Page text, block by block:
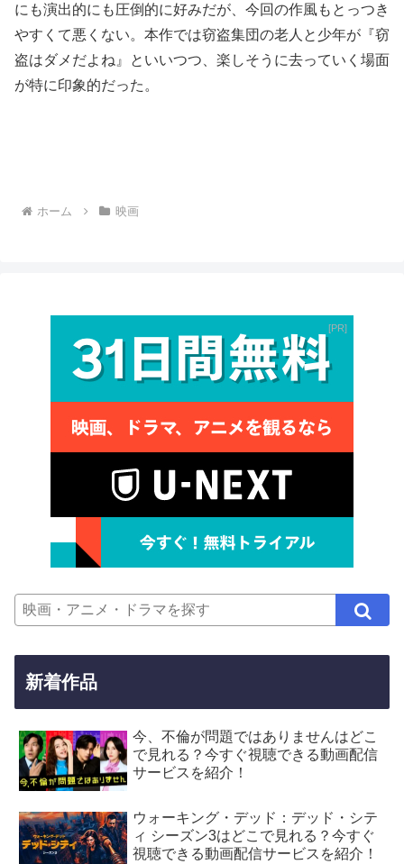
にも演出的にも圧倒的に好みだが、今回の作風もとっつき
やすくて悪くない。本作では窃盗集団の老人と少年が『窃
盗はダメだよね』といいつつ、楽しそうに去っていく場面
が特に印象的だった。
ホーム 映画
PR
新着作品
今、不倫が問題ではありませんはどこ
で見れる？今すぐ視聴できる動画配信
サービスを紹介！
ウォーキング・デッド：デッド・シテ
ィ シーズン3はどこで見れる？今すぐ
視聴できる動画配信サービスを紹介！